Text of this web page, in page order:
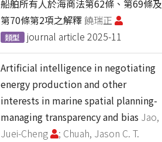
船舶所有人於海商法第62條、第69條及
第70條第2項之解釋饒瑞正
類型 journal article 2025-11
Artificial intelligence in negotiating
energy production and other
interests in marine spatial planning-
managing transparency and bias Jao,
Juei-Cheng
; Chuah, Jason C. T.